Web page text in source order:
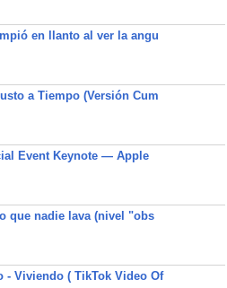
en llanto al ver la angu
a Tiempo (Versión Cum
Event Keynote — Apple
que nadie lava (nivel "obs
- Viviendo ( TikTok Video Of